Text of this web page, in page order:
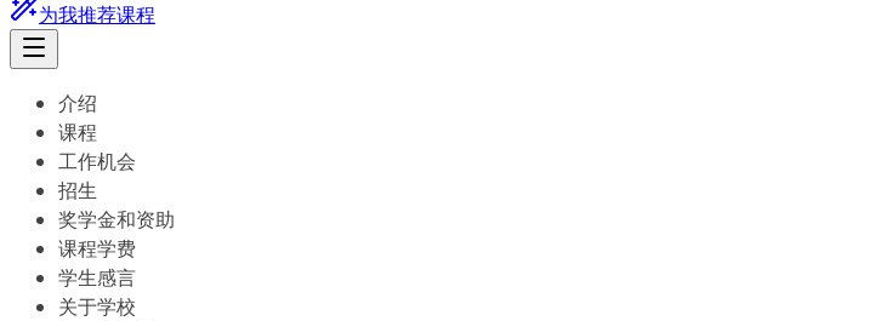
为我推荐课程
介绍
课程
工作机会
招生
奖学金和资助
课程学费
学生感言
关于学校